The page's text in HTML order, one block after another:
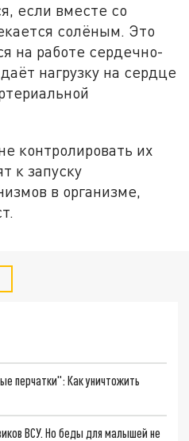
если вместе со
солёным. Это
на работе сердечно-
нагрузку на сердце
контролировать их
к запуску
в организме,
перчатки": Как уничтожить
ВСУ. Но беды для малышей не